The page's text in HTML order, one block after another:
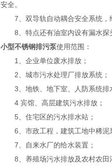
安全。
7、双导轨自动耦合安全系统，给
8、特点还有油室内设有漏水探头
小型不锈钢排污泵使用范围：
1、企业单位废水排放；
2、城市污水处理厂排放系统；
3、地铁、地下室、人防系统排
4 宾馆、高层建筑污水排放；
5、住宅区的污水排水站；
6、市政工程，建筑工地中稀泥
7、自来水厂的给水装置；
8、养殖场污水排放及农村农田